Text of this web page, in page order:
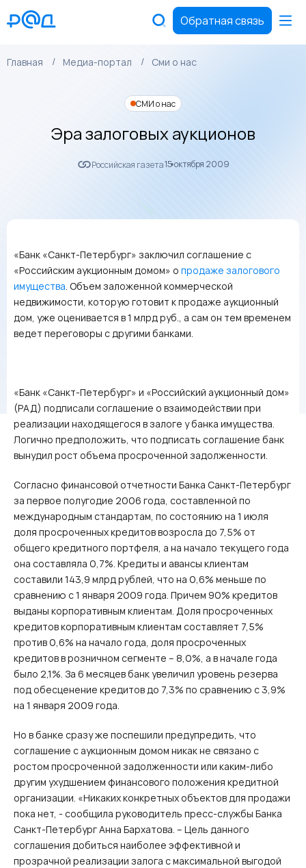
Обратная связь
Главная Медиа-портал Сми о нас
СМИ о нас
Эра залоговых аукционов
Российская газета15 октября 2009
«Банк «Санкт-Петербург» заключил соглашение с
«Российским аукционным домом» о продаже залогового
имущества. Объем заложенной коммерческой
недвижимости, которую готовит к продаже аукционный
дом, уже оценивается в 1 млрд руб., а сам он тем временем
ведет переговоры с другими банками.
«Банк «Санкт-Петербург» и «Российский аукционный дом»
(РАД) подписали соглашение о взаимодействии при
реализации находящегося в залоге у банка имущества.
Логично предположить, что подписать соглашение банк
вынудил рост объема просроченной задолженности.
Согласно финансовой отчетности Банка Санкт-Петербург
за первое полугодие 2006 года, составленной по
международным стандартам, по состоянию на 1 июля
доля просроченных кредитов возросла до 7,5% от
общего кредитного портфеля, а на начало текущего года
она составляла 0,7%. Кредиты и авансы клиентам
составили 143,9 млрд рублей, что на 0,6% меньше по
сравнению с 1 января 2009 года. Причем 90% кредитов
выданы корпоративным клиентам. Доля просроченных
кредитов корпоративным клиентам составляет 7,5%
против 0,6% на начало года, доля просроченных
кредитов в розничном сегменте – 8,0%, а в начале года
было 2,1%. За 6 месяцев банк увеличил уровень резерва
под обесценение кредитов до 7,3% по сравнению с 3,9%
на 1 января 2009 года.
Но в банке сразу же поспешили предупредить, что
соглашение с аукционным домом никак не связано с
ростом просроченной задолженности или каким-либо
другим ухудшением финансового положения кредитной
организации. «Никаких конкретных объектов для продажи
пока нет, - сообщила руководитель пресс-службы Банка
Санкт-Петербург Анна Бархатова. – Цель данного
соглашения добиться наиболее эффективной и
прозрачной реализации залога с максимальной выгодой